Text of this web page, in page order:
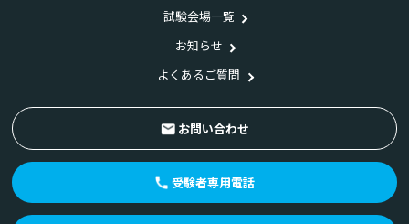
試験会場一覧
お知らせ
よくあるご質問
お問い合わせ
受験者専用電話